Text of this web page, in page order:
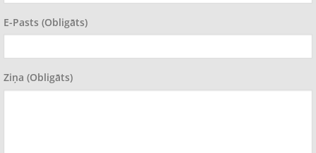
E-Pasts (obligāts)
Ziņa (obligāts)